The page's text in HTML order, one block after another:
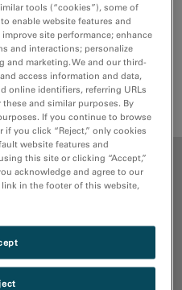
ダーから炭化水素コンタ
のプラズマツール
サポートリクエスト
tools (“cookies”), some of
enable website features and
site performance; enhance
and interactions; personalize
marketing. We and our third-
access information and data,
online identifiers, referring URLs
and similar purposes. By
If you continue to browse
you click “Reject,” only cookies
website features and
this site or clicking “Accept,”
acknowledge and agree to our
in the footer of this website,